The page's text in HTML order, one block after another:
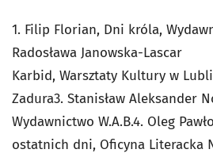
1. Filip Florian, Dni króla,
Radosława Janowska-Lascar
Karbid, Warsztaty Kultury w
Zadura3. Stanisław Aleksander
Wydawnictwo W.A.B.4. Oleg
ostatnich dni, Oficyna Literacka